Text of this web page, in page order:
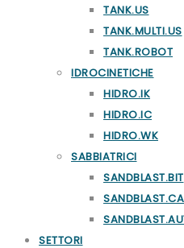
TANK.US
TANK.MULTI.US
TANK.ROBOT
IDROCINETICHE
HIDRO.IK
HIDRO.IC
HIDRO.WK
SABBIATRICI
SANDBLAST.BIT
SETTORI